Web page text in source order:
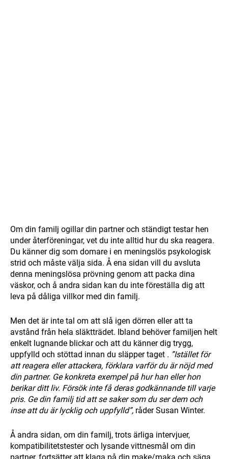
Om din familj ogillar din partner och ständigt testar hen
under återföreningar, vet du inte alltid hur du ska reagera.
Du känner dig som domare i en meningslös psykologisk
strid och måste välja sida. Å ena sidan vill du avsluta
denna meningslösa prövning genom att packa dina
väskor, och å andra sidan kan du inte föreställa dig att
leva på dåliga villkor med din familj.
Men det är inte tal om att slå igen dörren eller att ta
avstånd från hela släktträdet. Ibland behöver familjen helt
enkelt lugnande blickar och att du känner dig trygg,
uppfylld och stöttad innan du släpper taget . ”Istället för
att reagera eller attackera, förklara varför du är nöjd med
din partner. Ge konkreta exempel på hur han eller hon
berikar ditt liv. Försök inte få deras godkännande till varje
pris. Ge din familj tid att se saker som du ser dem och
inse att du är lycklig och uppfylld”, råder Susan Winter.
Å andra sidan, om din familj, trots ärliga intervjuer,
kompatibilitetstester och lysande vittnesmål om din